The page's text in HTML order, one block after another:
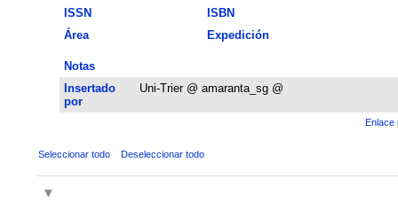
ISSN
ISBN
Área
Expedición
Notas
Insertado
por
Uni-Trier @ amaranta_sg @
Enlace
Seleccionar todo Deseleccionar todo